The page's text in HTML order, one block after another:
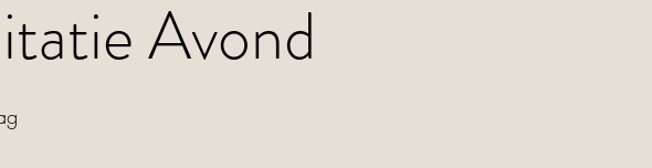
Avond